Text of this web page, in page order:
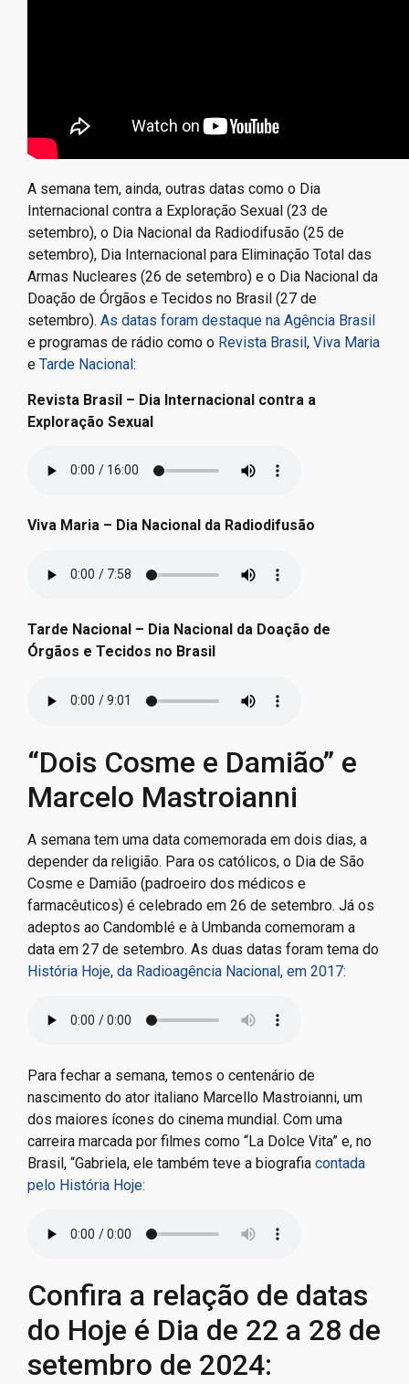
A semana tem, ainda, outras datas como o Dia
Internacional contra a Exploração Sexual (23 de
setembro), o Dia Nacional da Radiodifusão (25 de
setembro), Dia Internacional para Eliminação Total das
Armas Nucleares (26 de setembro) e o Dia Nacional da
Doação de Órgãos e Tecidos no Brasil (27 de
setembro). As datas foram destaque na Agência Brasil
e programas de rádio como o Revista Brasil , Viva Maria
e Tarde Nacional :
Revista Brasil – Dia Internacional contra a
Exploração Sexual
Viva Maria – Dia Nacional da Radiodifusão
Tarde Nacional – Dia Nacional da Doação de
Órgãos e Tecidos no Brasil
“Dois Cosme e Damião” e
Marcelo Mastroianni
A semana tem uma data comemorada em dois dias, a
depender da religião. Para os católicos, o Dia de São
Cosme e Damião (padroeiro dos médicos e
farmacêuticos) é celebrado em 26 de setembro. Já os
adeptos ao Candomblé e à Umbanda comemoram a
data em 27 de setembro. As duas datas foram tema do
História Hoje, da Radioagência Nacional, em 2017:
Para fechar a semana, temos o centenário de
nascimento do ator italiano Marcello Mastroianni, um
dos maiores ícones do cinema mundial. Com uma
carreira marcada por filmes como “La Dolce Vita” e, no
Brasil, “Gabriela, ele também teve a biografia contada
pelo História Hoje:
Confira a relação de datas
do Hoje é Dia de 22 a 28 de
setembro de 2024: